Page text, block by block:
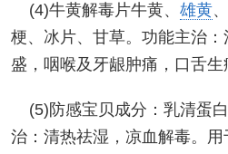
(4)牛黄解毒片牛黄、 雄黄
梗、冰片、甘草。功能主治
盛，咽喉及牙龈肿痛，口舌生
(5)防感宝贝成分：乳清蛋
治：清热祛湿，凉血解毒。